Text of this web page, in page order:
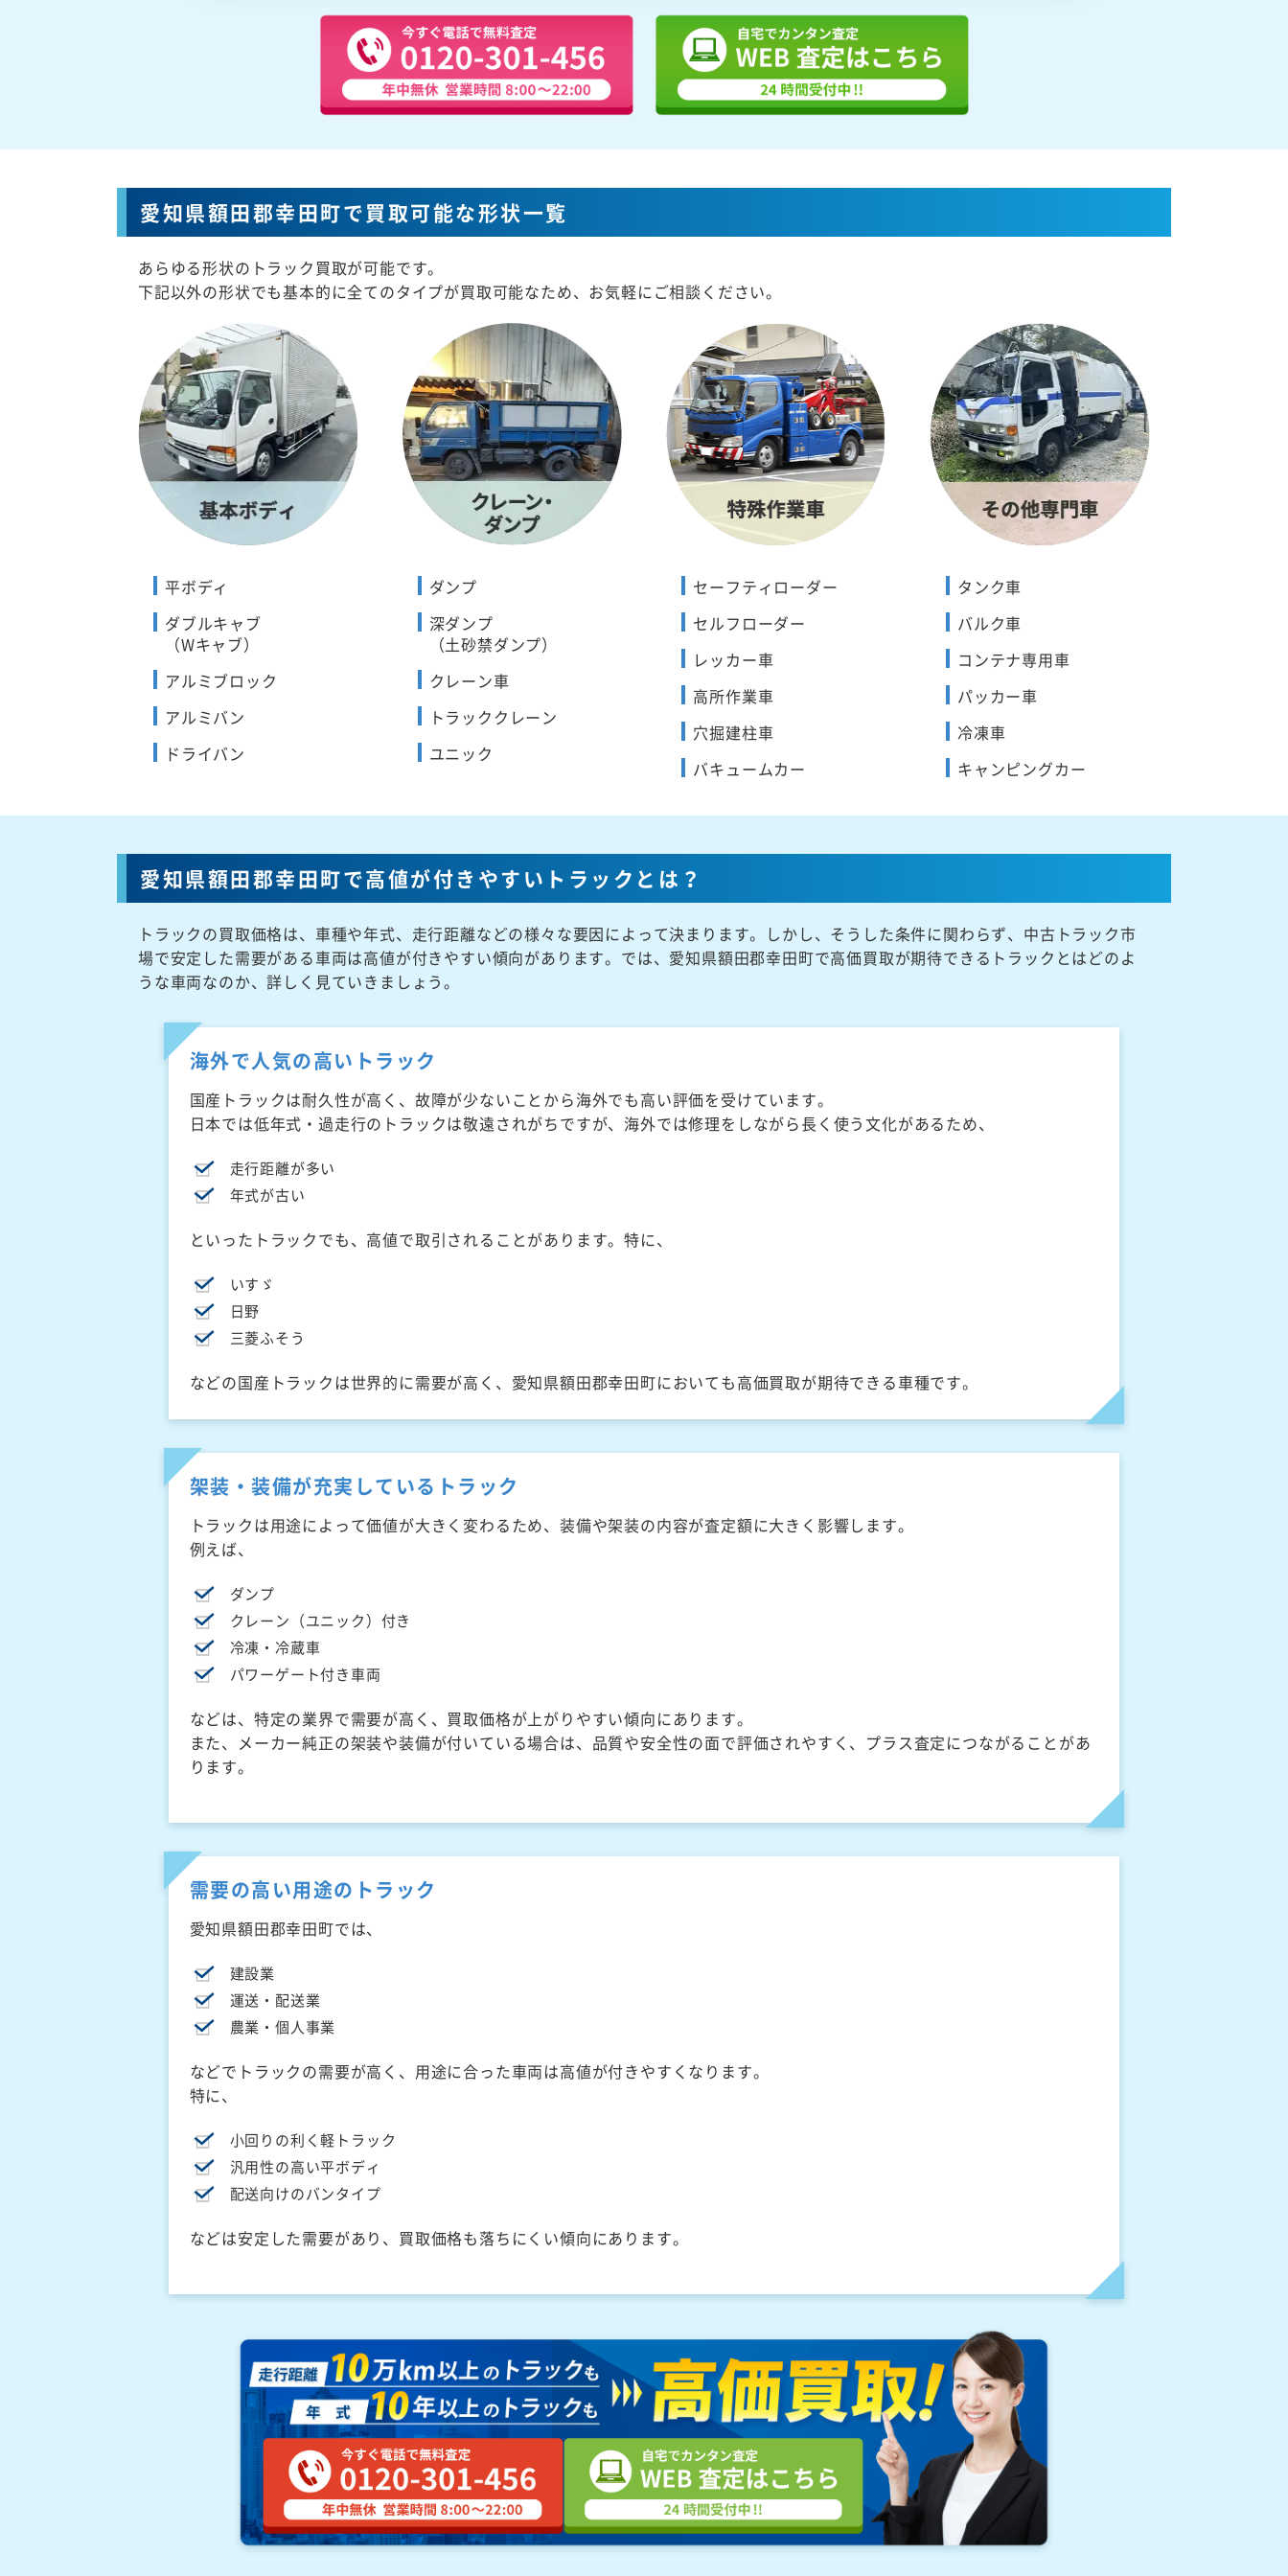
愛知県額田郡幸田町で買取可能な形状一覧
あらゆる形状のトラック買取が可能です。
下記以外の形状でも基本的に全てのタイプが買取可能なため、お気軽にご相談ください。
平ボディ
ダブルキャブ
（Wキャブ）
アルミブロック
アルミバン
ドライバン
ダンプ
深ダンプ
（土砂禁ダンプ）
クレーン車
トラッククレーン
ユニック
セーフティローダー
セルフローダー
レッカー車
高所作業車
穴掘建柱車
バキュームカー
タンク車
バルク車
コンテナ専用車
パッカー車
冷凍車
キャンピングカー
愛知県額田郡幸田町で高値が付きやすいトラックとは？
トラックの買取価格は、車種や年式、走行距離などの様々な要因によって決まります。しかし、そうした条件に関わらず、中古トラック市
場で安定した需要がある車両は高値が付きやすい傾向があります。では、愛知県額田郡幸田町で高価買取が期待できるトラックとはどのよ
うな車両なのか、詳しく見ていきましょう。
海外で人気の高いトラック
国産トラックは耐久性が高く、故障が少ないことから海外でも高い評価を受けています。
日本では低年式・過走行のトラックは敬遠されがちですが、海外では修理をしながら長く使う文化があるため、
走行距離が多い
年式が古い
といったトラックでも、高値で取引されることがあります。特に、
いすゞ
日野
三菱ふそう
などの国産トラックは世界的に需要が高く、愛知県額田郡幸田町においても高価買取が期待できる車種です。
架装・装備が充実しているトラック
トラックは用途によって価値が大きく変わるため、装備や架装の内容が査定額に大きく影響します。
例えば、
ダンプ
クレーン（ユニック）付き
冷凍・冷蔵車
パワーゲート付き車両
などは、特定の業界で需要が高く、買取価格が上がりやすい傾向にあります。
また、メーカー純正の架装や装備が付いている場合は、品質や安全性の面で評価されやすく、プラス査定につながることがあ
ります。
需要の高い用途のトラック
愛知県額田郡幸田町では、
建設業
運送・配送業
農業・個人事業
などでトラックの需要が高く、用途に合った車両は高値が付きやすくなります。
特に、
小回りの利く軽トラック
汎用性の高い平ボディ
配送向けのバンタイプ
などは安定した需要があり、買取価格も落ちにくい傾向にあります。